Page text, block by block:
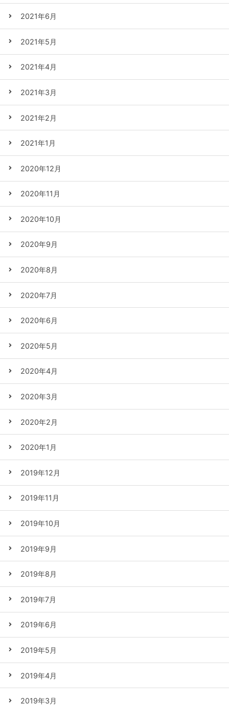
2021年6月
2021年5月
2021年4月
2021年3月
2021年2月
2021年1月
2020年12月
2020年11月
2020年10月
2020年9月
2020年8月
2020年7月
2020年6月
2020年5月
2020年4月
2020年3月
2020年2月
2020年1月
2019年12月
2019年11月
2019年10月
2019年9月
2019年8月
2019年7月
2019年6月
2019年5月
2019年4月
2019年3月